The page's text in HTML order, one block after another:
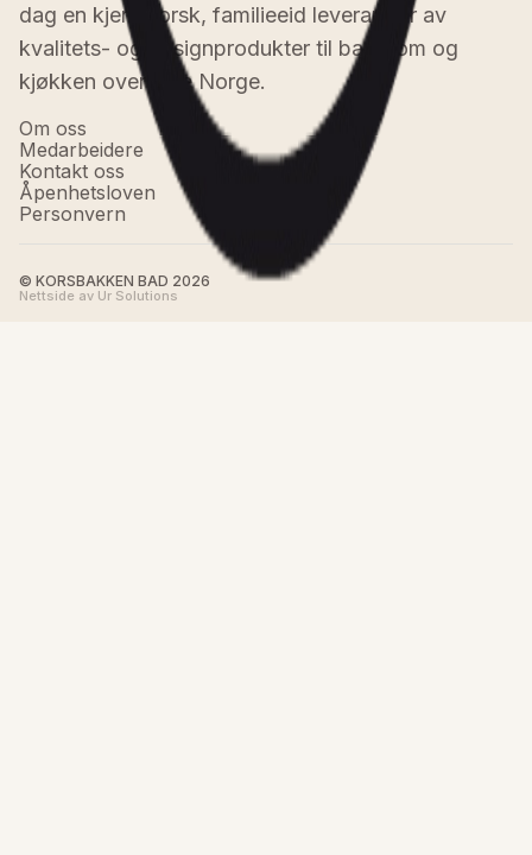
dag en kjent norsk, familieeid leverandør av
kvalitets- og designprodukter til baderom og
kjøkken over hele Norge.
Om oss
Medarbeidere
Kontakt oss
Åpenhetsloven
Personvern
© KORSBAKKEN BAD 2026
Nettside av Ur Solutions